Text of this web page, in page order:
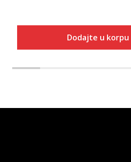
Dodajte u korpu